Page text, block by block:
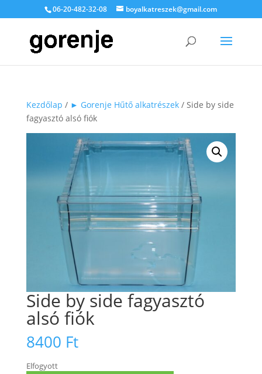
06-20-482-32-08 boyalkatreszek@gmail.com
Kezdőlap / ► Gorenje Hűtő alkatrészek/ Side by side
fagyasztó alsó fiók
Side by side fagyasztó
alsó fiók
8400 Ft
Elfogyott